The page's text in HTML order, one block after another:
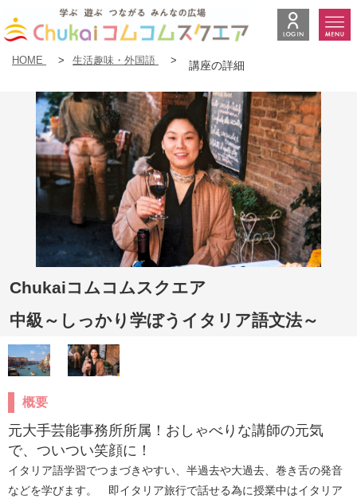
HOME > 生活趣味・外国語 > 講座の詳細
Chukaiコムコムスクエア
中級～しっかり学ぼうイタリア語文法～
概要
元大手芸能事務所所属！おしゃべりな講師の元気
で、ついつい笑顔に！
イタリア語学習でつまづきやすい、半過去や大過去、巻き舌の発音
などを学びます。　即イタリア旅行で話せる為に授業中はイタリア